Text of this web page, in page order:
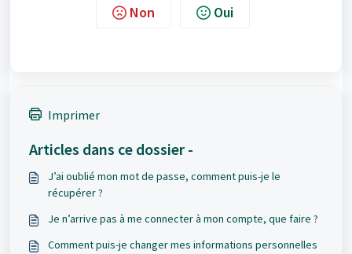
Non Oui
Imprimer
Articles dans ce dossier -
J’ai oublié mon mot de passe, comment puis-je le
récupérer ?
Je n’arrive pas à me connecter à mon compte, que faire ?
Comment puis-je changer mes informations personnelles